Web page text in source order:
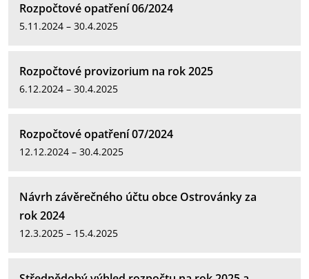
Rozpočtové opatření 06/2024
5.11.2024 – 30.4.2025
Rozpočtové provizorium na rok 2025
6.12.2024 – 30.4.2025
Rozpočtové opatření 07/2024
12.12.2024 – 30.4.2025
Návrh závěrečného účtu obce Ostrovánky za
rok 2024
12.3.2025 – 15.4.2025